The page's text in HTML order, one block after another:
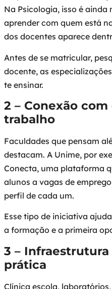
Na Psicologia, isso é ainda
aprender com quem está
dos docentes aparece
Antes de se matricular,
docente, as
te ensinar.
2 – Conexão
trabalho
Faculdades que pensam
destacam. A Unime, por
Conecta, uma plataforma
alunos a vagas de
perfil de cada um.
Esse tipo de iniciativa
a formação e a primeira
3 –
prática
Clínica escola,